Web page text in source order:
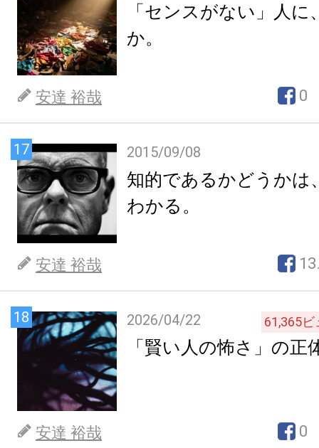
「センスがない」人
か。
安達 裕哉 0
17 2015/09/08
知的であるかどうかは
わかる。
安達 裕哉
18 2026/04/22 61,365ビ
「賢い人の怖さ」の正
安達 裕哉 0